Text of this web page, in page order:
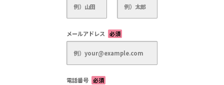
メールアドレス 必須
電話番号 必須